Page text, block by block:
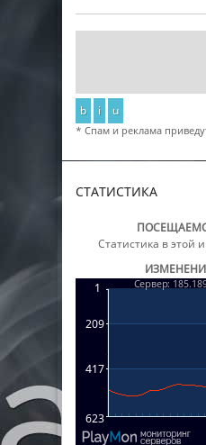
b i u
* Спам и реклама
СТАТИСТИКА
Статистика в этой